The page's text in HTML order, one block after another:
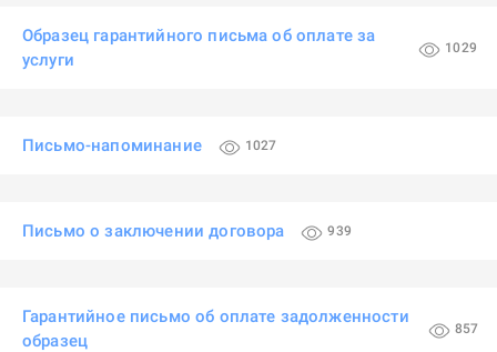
Образец гарантийного письма об оплате за
услуги
1029
Письмо-напоминание 1027
Письмо о заключении договора 939
Гарантийное письмо об оплате задолженности
образец
857